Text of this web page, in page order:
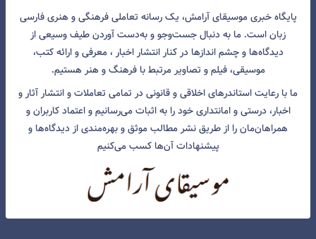
پایگاه خبری موسیقای آرامش، یک رسانه تعاملی فرهنگی و هنری فارسی
زبان است. ما به دنبال جست‌و‌جو و به‌دست آوردن طیف وسیعی از
دیدگاه‌ها و چشم انداز‌ها در کنار انتشار اخبار ، معرفی و ارائه کتب،
موسیقی، فیلم و تصاویر مرتبط با فرهنگ و هنر هستیم.
ما با رعایت استاندرهای اخلاقی و قانونی در تمامی تعاملات و انتشار آثار و
اخبار، درستی و امانتداری خود را به اثبات می‌رسانیم و اعتماد کاربران و
همراهان‌مان را از طریق نشر مطالب موثق و بهره‌مندی از دیدگاه‌ها و
پیشنهادات آن‌ها کسب می‌کنیم